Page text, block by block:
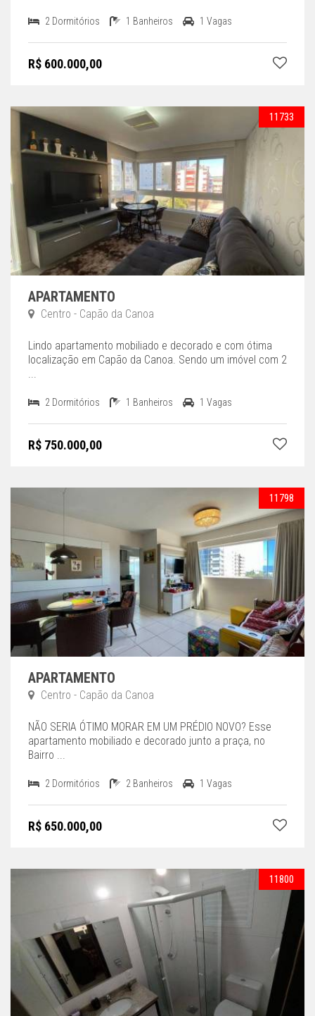
2 Dormitórios 1 Banheiros 1 Vagas
R$ 600.000,00
11733
APARTAMENTO
Centro - Capão da Canoa
Lindo apartamento mobiliado e decorado e com ótima
localização em Capão da Canoa. Sendo um imóvel com 2
...
2 Dormitórios 1 Banheiros 1 Vagas
R$ 750.000,00
11798
APARTAMENTO
Centro - Capão da Canoa
NÃO SERIA ÓTIMO MORAR EM UM PRÉDIO NOVO? Esse
apartamento mobiliado e decorado junto a praça, no
Bairro ...
2 Dormitórios 2 Banheiros 1 Vagas
R$ 650.000,00
11800